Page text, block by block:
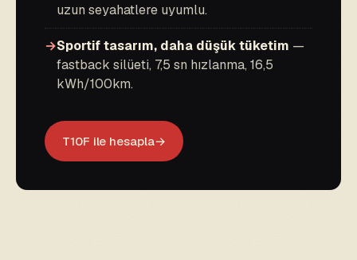
uzun seyahatlere uyumlu.
→Sportif tasarım, daha düşük tüketim —
fastback silüeti, 7,5 sn hızlanma, 16,5
kWh/100km.
T10F ile hesapla